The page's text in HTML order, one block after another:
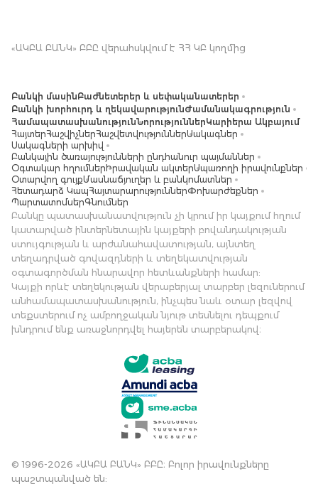
«ԱԿԲԱ ԲԱՆԿ» ԲԲԸ վերահսկվում է ՀՀ ԿԲ կողմից
Բանկի մասինԲաժնետերեր և սեփականատերեր
Բանկի խորհուրդ և ղեկավարությունԺամանակագրություն
ՀամապատասխանությունՆորություններԿարիերա Ակբայում
ՀայտերՀաշվիչներՀաշվետվություններՍակագներ
Սակագների արխիվ
Բանկային ծառայությունների ընդհանուր պայմաններ
Օգտակար հղումներ Իրավական ակտերՍպառողի իրավունքներ
Օտարվող գույքՄասնաճյուղեր և բանկոմատներ
Հետադարձ ԿապՀայտարարություններՓոխարժեքներ
ՊարտատոմսերԳնումներ
Բանկը պատասխանատվություն չի կրում իր կայքում հղում
կատարված ինտերնետային կայքերի բովանդակության
ստույգության և արժանահավատության, այնտեղ
տեղադրված գովազդների և տեղեկատվության
օգտագործման հնարավոր հետևանքների համար:
Կայքի որևէ տեղեկության վերաբերյալ տարբեր լեզուներում
անհամապատասխանություն, ինչպես նաև օտար լեզվով
տեքստերում ոչ ամբողջական նյութ տեսնելու դեպքում
խնդրում ենք առաջնորդվել հայերեն տարբերակով։
© 1996-2026 «ԱԿԲԱ ԲԱՆԿ» ԲԲԸ։ Բոլոր իրավունքները
պաշտպանված են: